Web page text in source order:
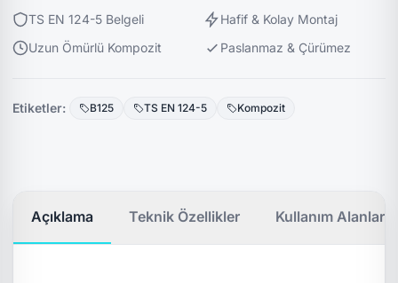
TS EN 124-5 Belgeli
Hafif & Kolay Montaj
Uzun Ömürlü Kompozit
Paslanmaz & Çürümez
Etiketler: B125 TS EN 124-5 Kompozit
Açıklama Teknik Özellikler Kullanım Alanları